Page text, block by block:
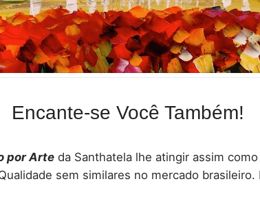
Encante-se Você Também!
por Arteda Santhatela lhe atingir assim
sem similares no mercado